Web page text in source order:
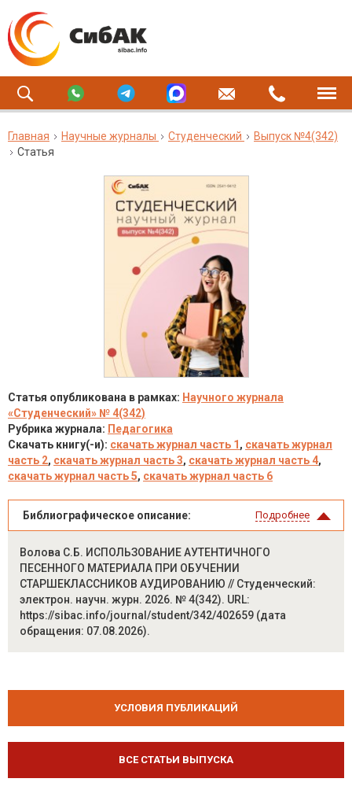
Главная Научные журналы Студенческий
Выпуск №4(342)
Статья
Статья опубликована в рамках: Научного журнала
«Студенческий» № 4(342)
Рубрика журнала: Педагогика
Скачать книгу(-и): скачать журнал часть 1 , скачать журнал
часть 2, скачать журнал часть 3, скачать журнал часть 4,
скачать журнал часть 5, скачать журнал часть 6
Библиографическое описание: Подробнее
Волова С.Б. ИСПОЛЬЗОВАНИЕ АУТЕНТИЧНОГО
ПЕСЕННОГО МАТЕРИАЛА ПРИ ОБУЧЕНИИ
СТАРШЕКЛАССНИКОВ АУДИРОВАНИЮ // Студенческий:
электрон. научн. журн. 2026. № 4(342). URL:
https://sibac.info/journal/student/342/402659 (дата
обращения: 07.08.2026).
УСЛОВИЯ ПУБЛИКАЦИЙ
ВСЕ СТАТЬИ ВЫПУСКА